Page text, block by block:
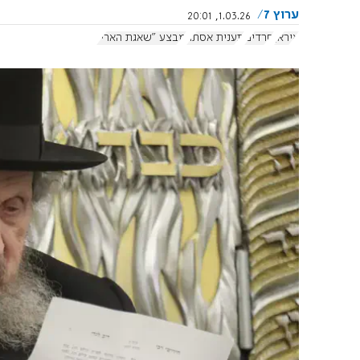
ערוץ 7
1.03.26, 20:01
איראן חרדים תענית אסתר מבצע "שאגת הארי"